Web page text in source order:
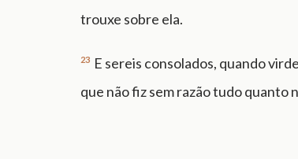
trouxe sobre ela.
23 E sereis consolados, quando
que não fiz sem razão tudo quanto